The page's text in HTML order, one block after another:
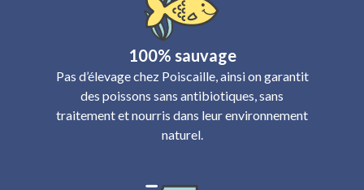
100% sauvage
Pas d’élevage chez Poiscaille, ainsi on garantit
des poissons sans antibiotiques, sans
traitement et nourris dans leur environnement
naturel.